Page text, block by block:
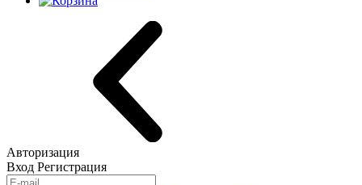
Авторизация
Вход Регистрация